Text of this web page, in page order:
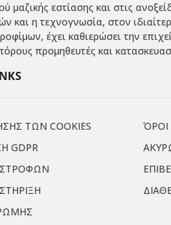
μαζικής εστίασης και στις
και η τεχνογνωσία, στον
έχει καθιερώσει την
προμηθευτές και
ΤΩΝ COOKIES
GDPR
ΌΡΟΙ